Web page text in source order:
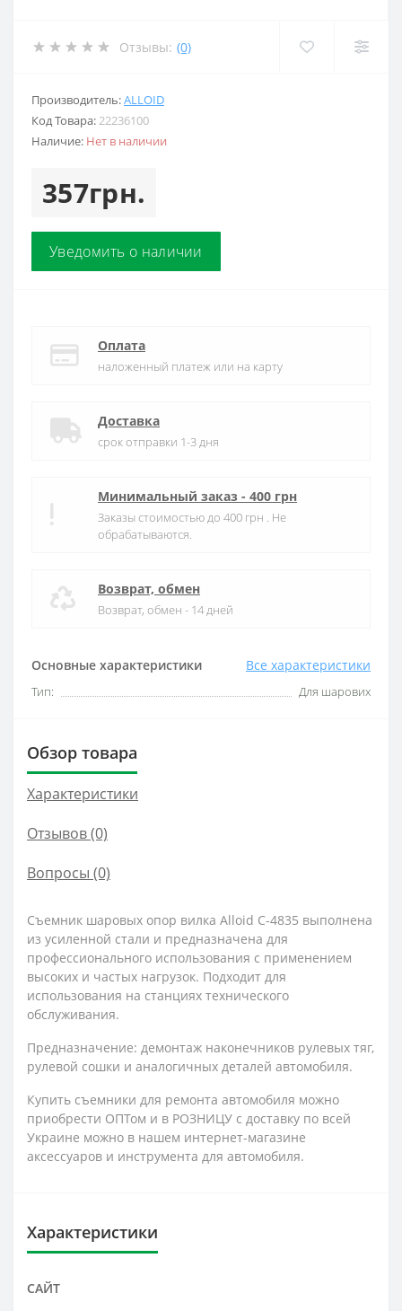
Отзывы: (0)
Производитель:ALLOID
Код Товара:22236100
Наличие: Нет в наличии
357грн.
Уведомить о наличии
Основные характеристики Все характеристики
Тип: Для шарових
Оплата
наложенный платеж или на карту
Доставка
срок отправки 1-3 дня
Минимальный заказ - 400 грн
Заказы стоимостью до 400 грн . Не
обрабатываются.
Возврат, обмен
Возврат, обмен - 14 дней
Обзор товара
Характеристики
Отзывов (0)
Вопросы (0)
Съемник шаровых опор вилка Alloid С-4835 выполнена
из усиленной стали и предназначена для
профессионального использования с применением
высоких и частых нагрузок. Подходит для
использования на станциях технического
обслуживания.
Предназначение: демонтаж наконечников рулевых тяг,
рулевой сошки и аналогичных деталей автомобиля.
Купить съемники для ремонта автомобиля можно
приобрести ОПТом и в РОЗНИЦУ с доставку по всей
Украине можно в нашем интернет-магазине
аксессуаров и инструмента для автомобиля.
Характеристики
САЙТ